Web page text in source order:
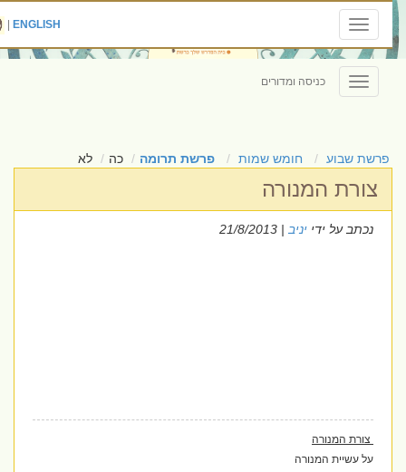
Toggle
navigation
ENGLISH
|
Toggle
navigation
כניסה ומדורים
פרשת שבוע חומש שמות פרשת תרומה כה לא
צורת המנורה
נכתב על ידייניב| 21/8/2013
צורת המנורה
על עשיית המנורה